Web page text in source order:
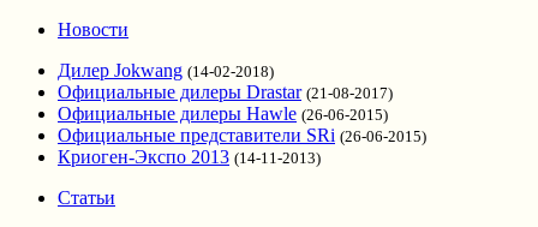
Новости
Дилер Jokwang (14-02-2018)
Официальные дилеры Drastar (21-08-2017)
Официальные дилеры Hawle (26-06-2015)
Официальные представители SRi (26-06-2015)
Криоген-Экспо 2013 (14-11-2013)
Статьи